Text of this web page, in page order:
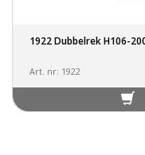
1922 Dubbelrek H106-
Art. nr: 1922